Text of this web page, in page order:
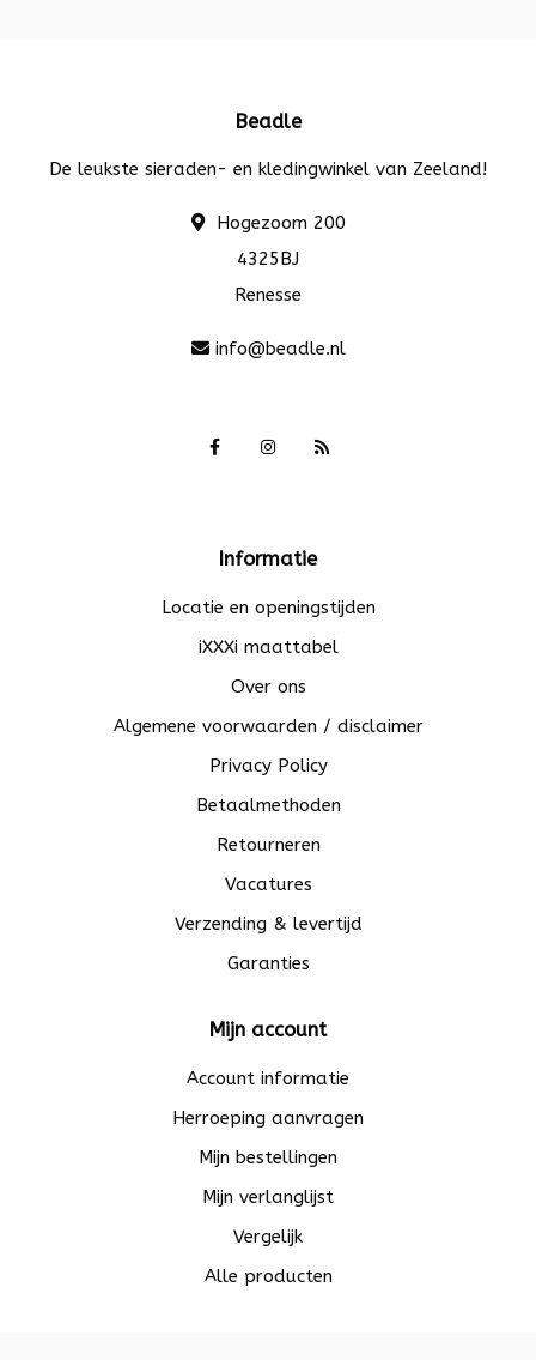
Beadle
De leukste sieraden- en kledingwinkel van Zeeland!
Hogezoom 200
4325BJ
Renesse
info@beadle.nl
Informatie
Locatie en openingstijden
iXXXi maattabel
Over ons
Algemene voorwaarden / disclaimer
Privacy Policy
Betaalmethoden
Retourneren
Vacatures
Verzending & levertijd
Garanties
Mijn account
Account informatie
Herroeping aanvragen
Mijn bestellingen
Mijn verlanglijst
Vergelijk
Alle producten